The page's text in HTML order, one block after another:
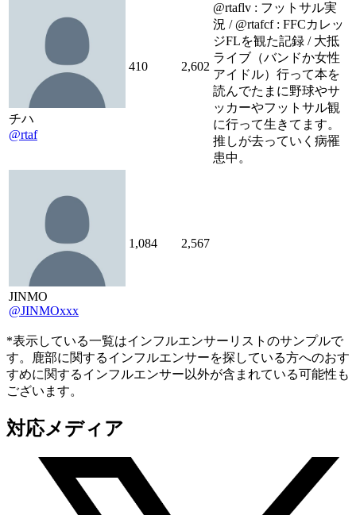
チハ
@rtaf
410 2,602
@rtaflv : フットサル実
況 / @rtafcf : FFCカレッ
ジFLを観た記録 / 大抵
ライブ（バンドか女性
アイドル）行って本を
読んでたまに野球やサ
ッカーやフットサル観
に行って生きてます。
推しが去っていく病罹
患中。
JINMO
@JINMOxxx
1,084 2,567
*表示している一覧はインフルエンサーリストのサンプルで
す。鹿部に関するインフルエンサーを探している方へのおす
すめに関するインフルエンサー以外が含まれている可能性も
ございます。
対応メディア